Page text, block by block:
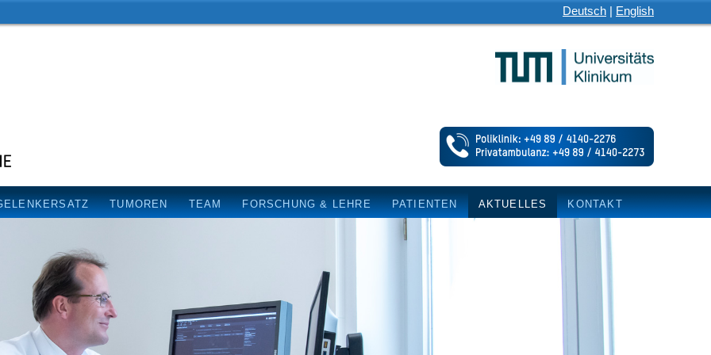
Deutsch | English
TUMOREN TEAM FORSCHUNG & LEHRE PATIENTEN AKTUELLES KONTAKT